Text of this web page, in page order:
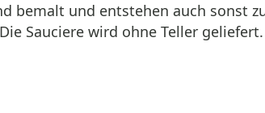
bemalt und entstehen auch sonst
Sauciere wird ohne Teller geliefert.